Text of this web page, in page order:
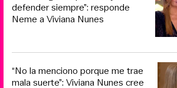
defender siempre”: responde
Neme a Viviana Nunes
“No la menciono porque me trae
mala suerte”: Viviana Nunes cree